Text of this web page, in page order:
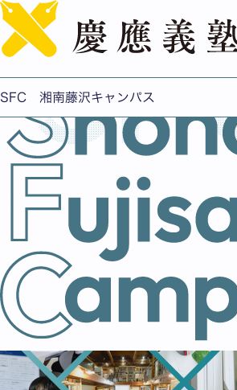
SFC 湘南藤沢キャンパス